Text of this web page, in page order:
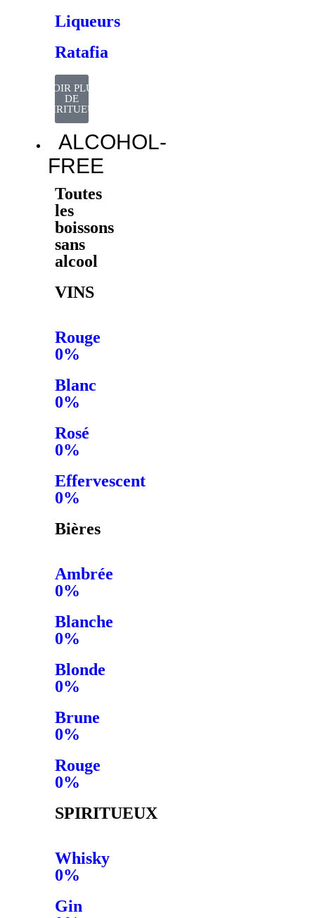
Liqueurs
Ratafia
VOIR PLUS
DE
SPIRITUEUX
ALCOHOL-
FREE
Toutes
les
boissons
sans
alcool
VINS
Rouge
0%
Blanc
0%
Rosé
0%
Effervescent
0%
Bières
Ambrée
0%
Blanche
0%
Blonde
0%
Brune
0%
Rouge
0%
SPIRITUEUX
Whisky
0%
Gin